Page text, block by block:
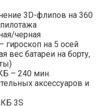
3D-флипов на 360
черная
гироскоп на 5 осей
вес батареи на борту,
– 240 мин.
аксессуаров и
3S